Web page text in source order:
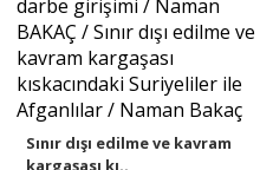
Sınır dışı edilme ve kavram
kargaşası kı..